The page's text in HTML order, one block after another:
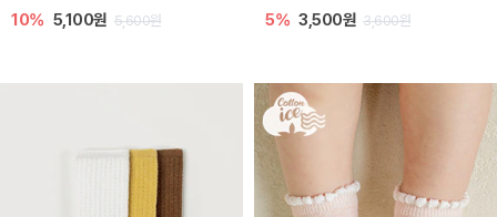
10% 5,100원 5,600원 5% 3,500원 3,600원